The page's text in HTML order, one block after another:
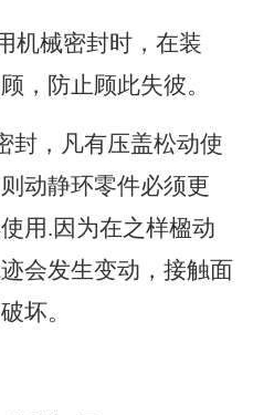
机械密封时，在装
，防止顾此失彼。
封，凡有压盖松动使
动静环零件必须更
用.因为在之样楹动
会发生变动，接触面
坏。